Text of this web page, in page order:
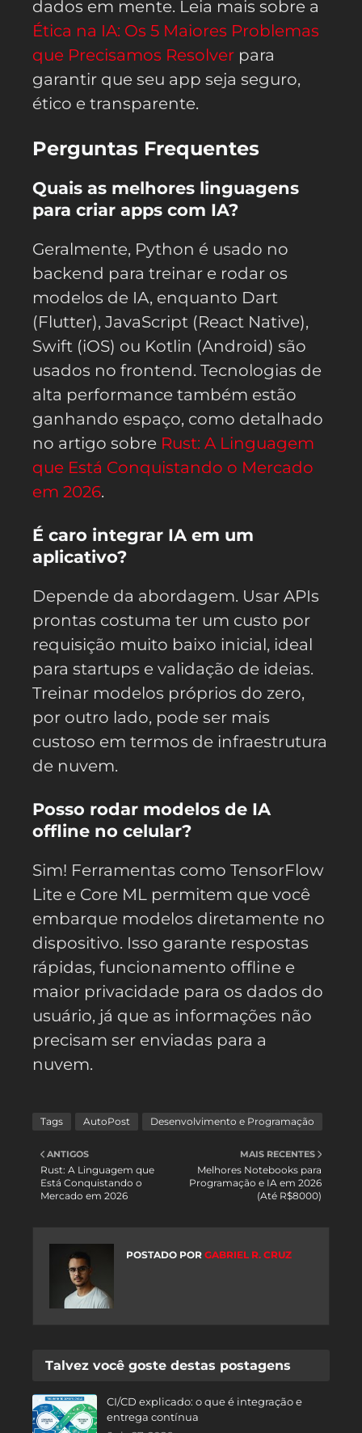
dados em mente. Leia mais sobre a
Ética na IA: Os 5 Maiores Problemas
que Precisamos Resolver para
garantir que seu app seja seguro,
ético e transparente.
Perguntas Frequentes
Quais as melhores linguagens
para criar apps com IA?
Geralmente, Python é usado no
backend para treinar e rodar os
modelos de IA, enquanto Dart
(Flutter), JavaScript (React Native),
Swift (iOS) ou Kotlin (Android) são
usados no frontend. Tecnologias de
alta performance também estão
ganhando espaço, como detalhado
no artigo sobre Rust: A Linguagem
que Está Conquistando o Mercado
em 2026.
É caro integrar IA em um
aplicativo?
Depende da abordagem. Usar APIs
prontas costuma ter um custo por
requisição muito baixo inicial, ideal
para startups e validação de ideias.
Treinar modelos próprios do zero,
por outro lado, pode ser mais
custoso em termos de infraestrutura
de nuvem.
Posso rodar modelos de IA
offline no celular?
Sim! Ferramentas como TensorFlow
Lite e Core ML permitem que você
embarque modelos diretamente no
dispositivo. Isso garante respostas
rápidas, funcionamento offline e
maior privacidade para os dados do
usuário, já que as informações não
precisam ser enviadas para a
nuvem.
Tags AutoPost Desenvolvimento e Programação
MAIS RECENTES
Melhores Notebooks para
Programação e IA em 2026
(Até R$8000)
ANTIGOS
Rust: A Linguagem que
Está Conquistando o
Mercado em 2026
POSTADO POR GABRIEL R. CRUZ
Talvez você goste destas postagens
CI/CD explicado: o que é integração e
entrega contínua